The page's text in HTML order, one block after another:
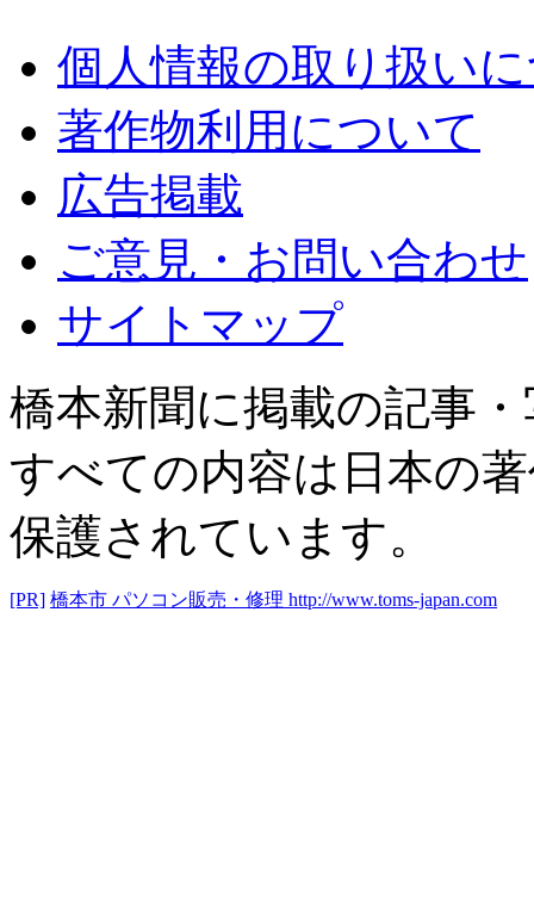
個人情報の取り扱い
著作物利用について
広告掲載
ご意見・お問い合わせ
サイトマップ
橋本新聞に掲載の記事
すべての内容は日本の
保護されています。
[PR] 橋本市 パソコン販売・修理 http://www.toms-japan.com